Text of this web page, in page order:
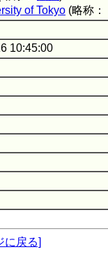
of Tokyo (略称：
10:45:00
に戻る]